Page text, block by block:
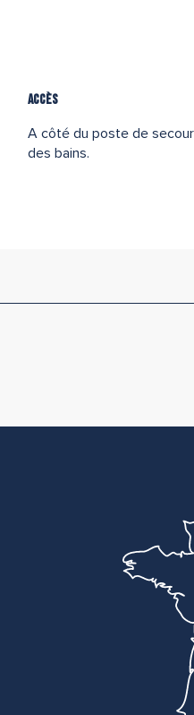
Accès
Accès
A côté du poste de
des bains.